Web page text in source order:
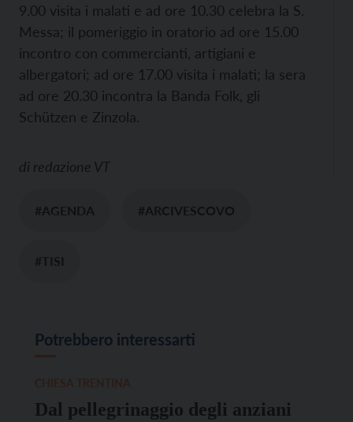
9.00 visita i malati e ad ore 10.30 celebra la S.
Messa; il pomeriggio in oratorio ad ore 15.00
incontro con commercianti, artigiani e
albergatori; ad ore 17.00 visita i malati; la sera
ad ore 20.30 incontra la Banda Folk, gli
Schützen e Zinzola.
di redazione VT
#AGENDA #ARCIVESCOVO
#TISI
Potrebbero interessarti
Dal pellegrinaggio degli anziani